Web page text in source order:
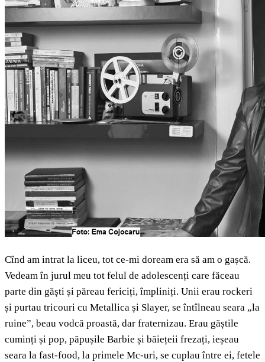
Cînd am intrat la liceu, tot ce-mi doream era să am o gașcă.
Vedeam în jurul meu tot felul de adolescenți care făceau
parte din găști și păreau fericiți, împliniți. Unii erau rockeri
și purtau tricouri cu Metallica și Slayer, se întîlneau seara „la
ruine”, beau vodcă proastă, dar fraternizau. Erau găștile
cuminți și pop, păpușile Barbie și băiețeii frezați, ieșeau
seara la fast-food, la primele Mc-uri, se cuplau între ei, fetele